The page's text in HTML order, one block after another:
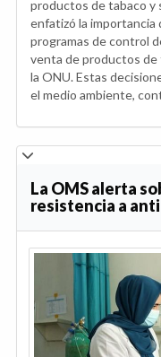
productos de tabaco y
enfatizó la importancia
programas de control
venta de productos de
la ONU. Estas
el medio ambiente,
La OMS alerta
resistencia a